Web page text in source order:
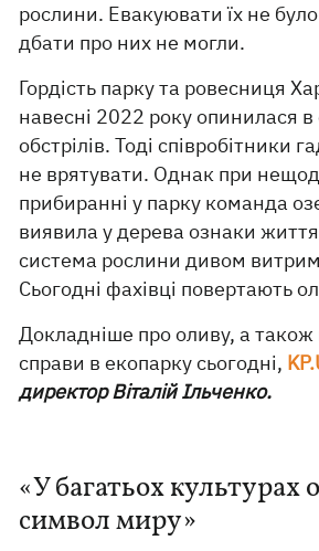
рослини. Евакуювати їх не
дбати про них не могли.
Гордість парку та ровесниця
навесні 2022 року опинилася в
обстрілів. Тоді співробітники
не врятувати. Однак при
прибиранні у парку команда
виявила у дерева ознаки
система рослини дивом
Сьогодні фахівці повертають
Докладніше про оливу, а також
справи в екопарку сьогодні,
директор Віталій Ільченко.
«У багатьох культурах
символ миру»